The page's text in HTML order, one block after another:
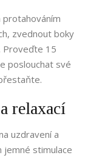
protahováním
zvednout boky
Proveďte 15
poslouchat své
relaxací
uzdravení a
stimulace